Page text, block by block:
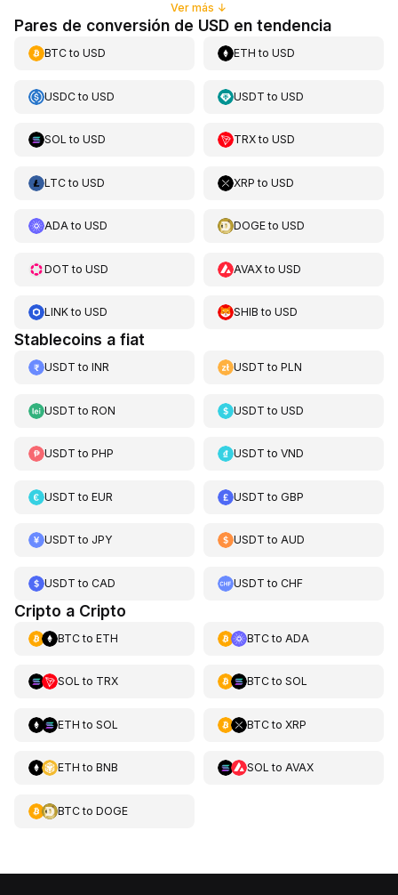
Ver más ↓
Pares de conversión de USD en tendencia
BTCto USD ETH toUSD
USDCto USD USDT toUSD
SOL to USD TRXtoUSD
LTCto USD XRP toUSD
ADAto USD DOGEtoUSD
DOT to USD AVAXtoUSD
LINKto USD SHIB toUSD
Stablecoins a fiat
USDT to INR USDT toPLN
USDT to RON USDT toUSD
USDT to PHP USDT toVND
USDT to EUR USDT toGBP
USDT to JPY USDT toAUD
USDT to CAD USDT toCHF
Cripto a Cripto
BTCto ETH BTCto ADA
SOL to TRX BTCto SOL
ETH to SOL BTCto XRP
ETH to BNB SOL to AVAX
BTCto DOGE